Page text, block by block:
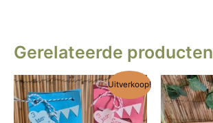
Gerelateerde producten
Uitverkoop!
Oorspronkelijke
prijs
was:
€ 9,50.
Huidige
prijs
is:
€ 7,50.